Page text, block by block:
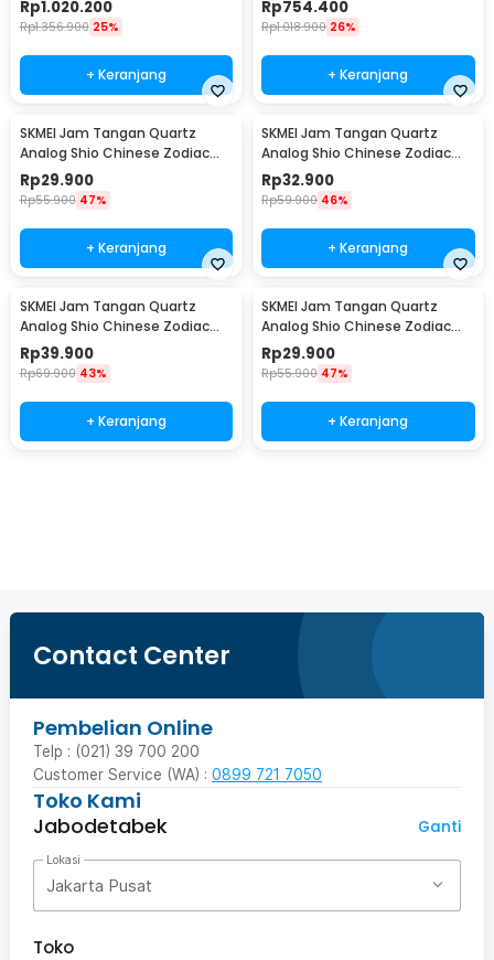
Rp1.020.200
Rp1.356.900 25%
+ Keranjang
Rp754.400
Rp1.018.900 26%
+ Keranjang
SKMEI Jam Tangan Quartz
Analog Shio Chinese Zodiac
Waterproof 30M Babi - 2327
Rp29.900
Rp55.900 47%
+ Keranjang
SKMEI Jam Tangan Quartz
Analog Shio Chinese Zodiac
Waterproof 30M Kambing -
2327
Rp32.900
Rp59.900 46%
+ Keranjang
SKMEI Jam Tangan Quartz
Analog Shio Chinese Zodiac
Waterproof 30M Kuda - 2327
Rp39.900
Rp69.900 43%
+ Keranjang
SKMEI Jam Tangan Quartz
Analog Shio Chinese Zodiac
Waterproof 30M Ular - 2327
Rp29.900
Rp55.900 47%
+ Keranjang
Contact Center
Pembelian Online
Telp : (021) 39 700 200
Customer Service (WA) : 0899 721 7050
Toko Kami
Jabodetabek
Ganti
Lokasi
Jakarta Pusat
Toko